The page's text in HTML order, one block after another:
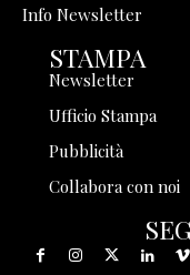
Info Newsletter
STAMPA
Newsletter
Ufficio Stampa
Pubblicità
Collabora con noi